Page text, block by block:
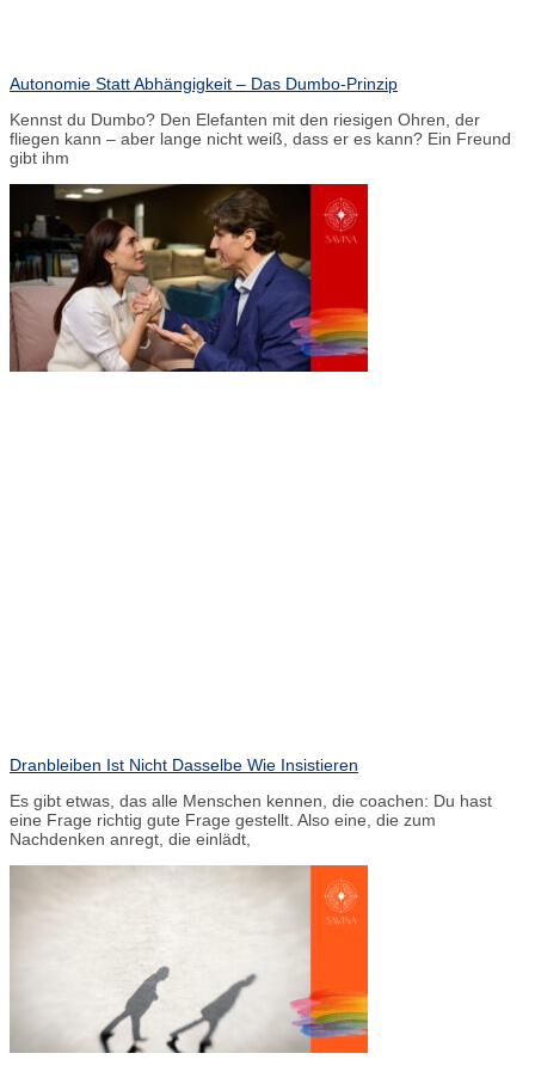
Autonomie Statt Abhängigkeit – Das Dumbo-Prinzip
Kennst du Dumbo? Den Elefanten mit den riesigen Ohren, der
fliegen kann – aber lange nicht weiß, dass er es kann? Ein Freund
gibt ihm
Dranbleiben Ist Nicht Dasselbe Wie Insistieren
Es gibt etwas, das alle Menschen kennen, die coachen: Du hast
eine Frage richtig gute Frage gestellt. Also eine, die zum
Nachdenken anregt, die einlädt,